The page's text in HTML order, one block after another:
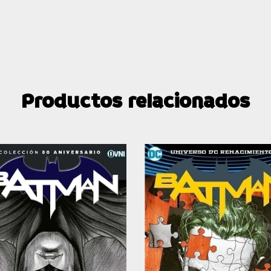
Productos relacionados